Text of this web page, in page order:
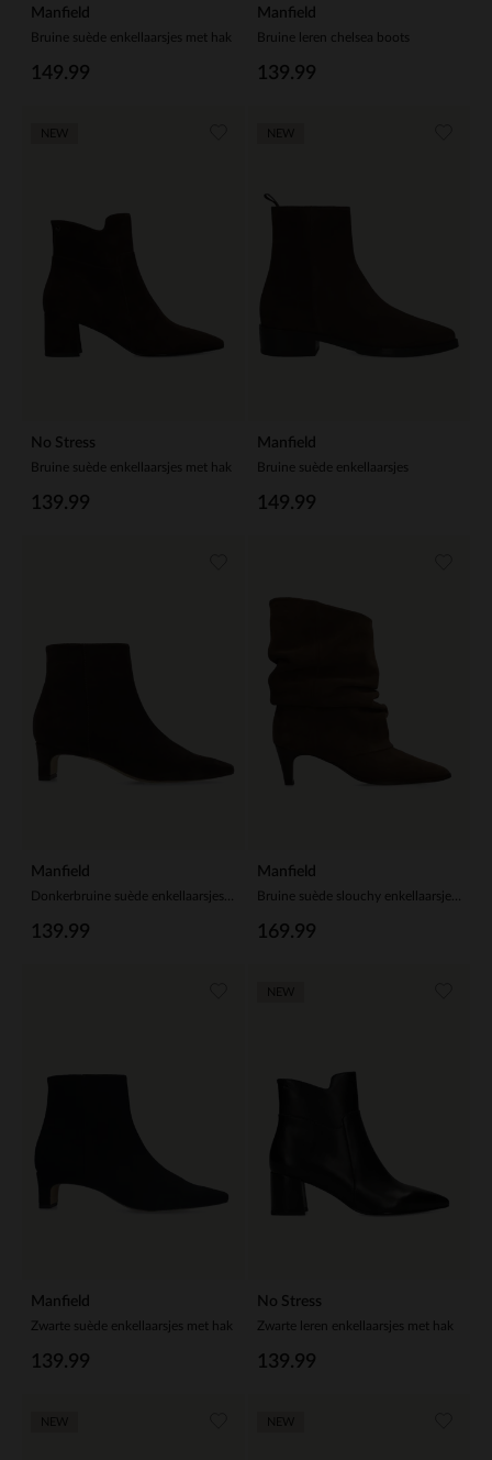
Manfield
Bruine suède enkellaarsjes met hak
149.99
Manfield
Bruine leren chelsea boots
139.99
No Stress
Bruine suède enkellaarsjes met hak
139.99
Manfield
Bruine suède enkellaarsjes
149.99
Manfield
139.99
Manfield
169.99
Manfield
Zwarte suède enkellaarsjes met hak
139.99
No Stress
Zwarte leren enkellaarsjes met hak
139.99